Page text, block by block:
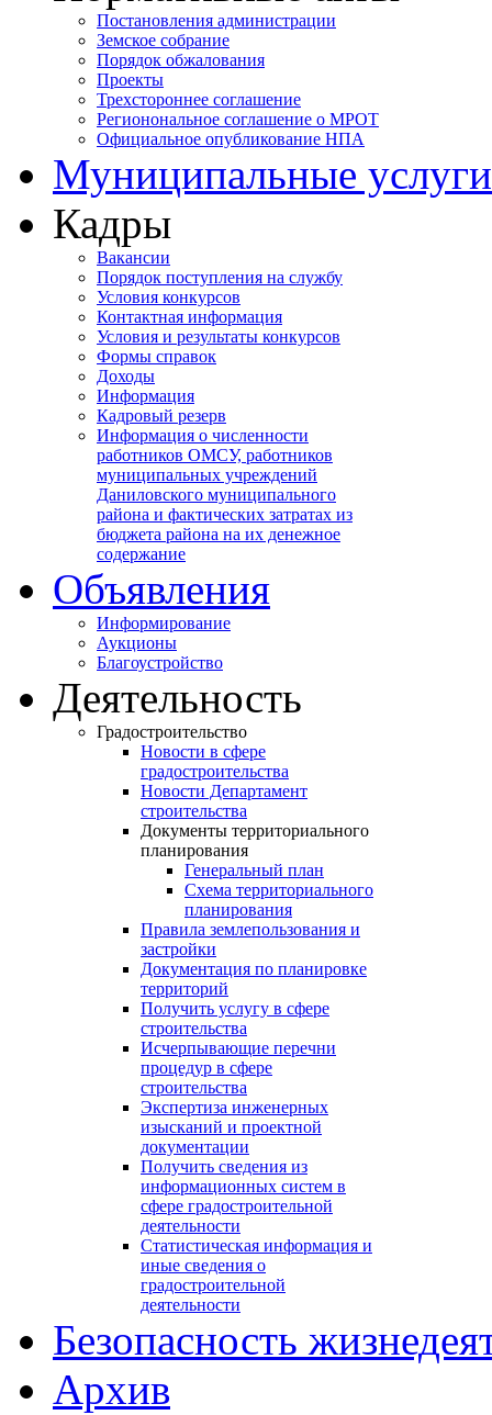
Постановления администрации
Земское собрание
Порядок обжалования
Проекты
Трехстороннее соглашение
Регионональное соглашение о МРОТ
Официальное опубликование НПА
Муниципальные услуги
Кадры
Вакансии
Порядок поступления на службу
Условия конкурсов
Контактная информация
Условия и результаты конкурсов
Формы справок
Доходы
Информация
Кадровый резерв
Информация о численности
работников ОМСУ, работников
муниципальных учреждений
Даниловского муниципального
района и фактических затратах из
бюджета района на их денежное
содержание
Объявления
Информирование
Аукционы
Благоустройство
Деятельность
Градостроительство
Новости в сфере
градостроительства
Новости Департамент
строительства
Документы территориального
планирования
Генеральный план
Схема территориального
планирования
Правила землепользования и
застройки
Документация по планировке
территорий
Получить услугу в сфере
строительства
Исчерпывающие перечни
процедур в сфере
строительства
Экспертиза инженерных
изысканий и проектной
документации
Получить сведения из
информационных систем в
сфере градостроительной
деятельности
Статистическая информация и
иные сведения о
градостроительной
деятельности
Безопасность
Архив